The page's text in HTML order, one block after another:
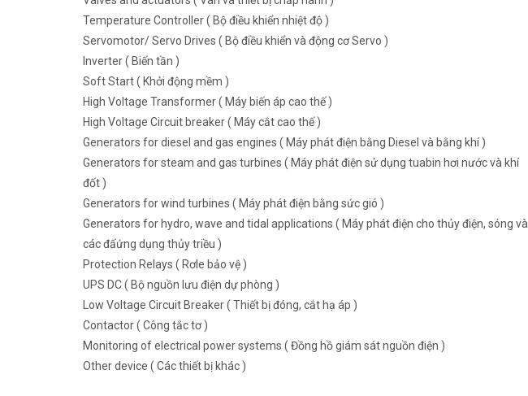
Temperature Controller ( Bộ điều khiển nhiệt độ )
Servomotor/ Servo Drives ( Bộ điều khiển và động cơ Servo )
Inverter ( Biến tần )
Soft Start ( Khởi động mềm )
High Voltage Transformer ( Máy biến áp cao thế )
High Voltage Circuit breaker ( Máy cắt cao thế )
Generators for diesel and gas engines ( Máy phát điện bằng Diesel và bằng khí )
Generators for steam and gas turbines ( Máy phát điện sử dụng tuabin hơi nước và khí
đốt )
Generators for wind turbines ( Máy phát điện bằng sức gió )
Generators for hydro, wave and tidal applications ( Máy phát điện cho thủy điện, sóng và
các đấứng dụng thủy triều )
Protection Relays ( Rơle bảo vệ )
UPS DC ( Bộ nguồn lưu điện dự phòng )
Low Voltage Circuit Breaker ( Thiết bị đóng, cắt hạ áp )
Contactor ( Công tắc tơ )
Monitoring of electrical power systems ( Đồng hồ giám sát nguồn điện )
Other device ( Các thiết bị khác )